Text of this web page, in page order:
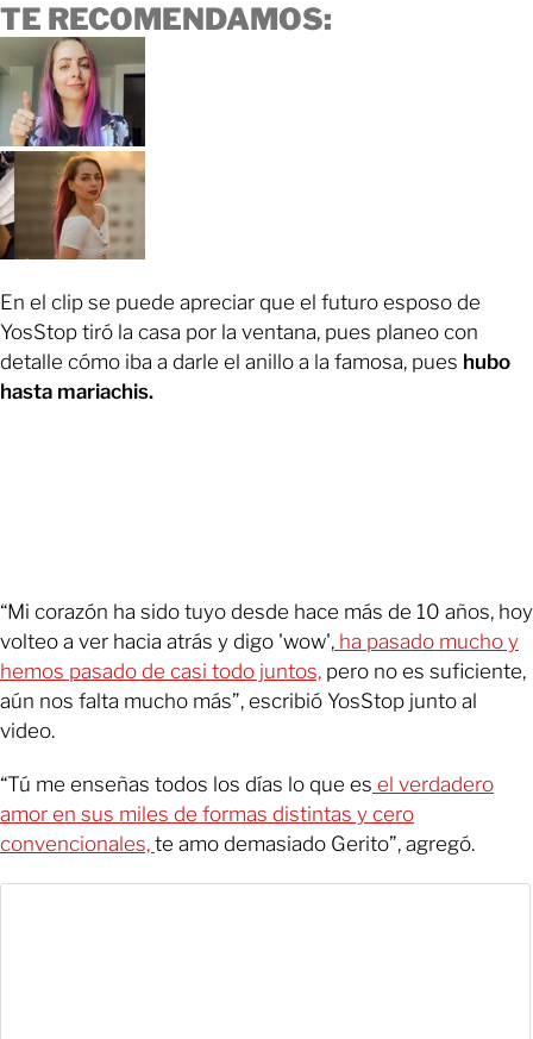
TE RECOMENDAMOS:
En el clip se puede apreciar que el futuro esposo de
YosStop tiró la casa por la ventana, pues planeo con
detalle cómo iba a darle el anillo a la famosa, pues hubo
hasta mariachis.
“Mi corazón ha sido tuyo desde hace más de 10 años, hoy
volteo a ver hacia atrás y digo 'wow', ha pasado mucho y
hemos pasado de casi todo juntos, pero no es suficiente,
aún nos falta mucho más”, escribió YosStop junto al
video.
“Tú me enseñas todos los días lo que es el verdadero
amor en sus miles de formas distintas y cero
convencionales, te amo demasiado Gerito”, agregó.